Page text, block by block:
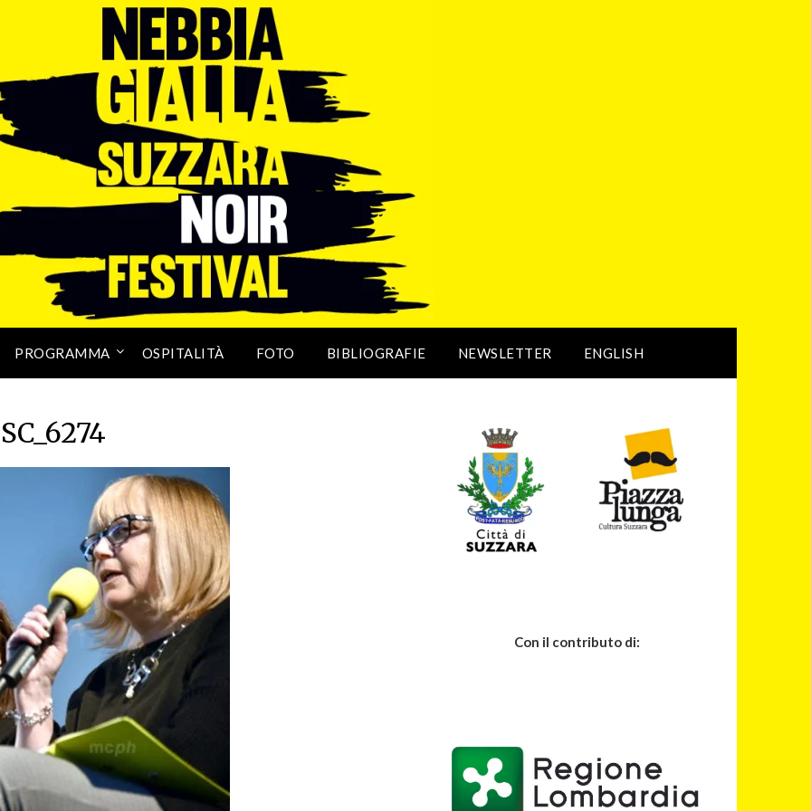
PROGRAMMA OSPITALITÀ FOTO BIBLIOGRAFIE NEWSLETTER ENGLISH
Con il contributo di: